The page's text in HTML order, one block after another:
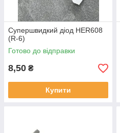
Супершвидкий діод HER608
(R-6)
Готово до відправки
8,50 ₴
Купити